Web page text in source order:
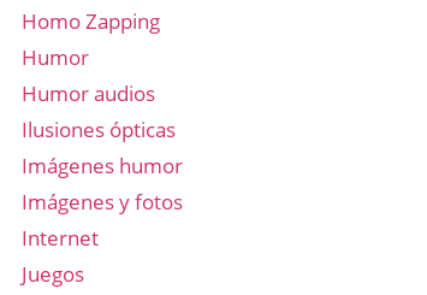
Homo Zapping
Humor
Humor audios
Ilusiones ópticas
Imágenes humor
Imágenes y fotos
Internet
Juegos